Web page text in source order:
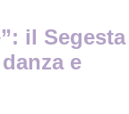
il Segesta
e